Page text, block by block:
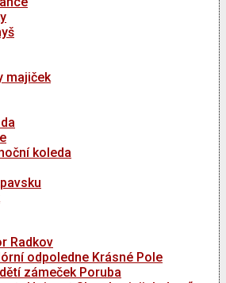
majiček
koleda
Radkov
odpoledne Krásné Pole
zámeček Poruba